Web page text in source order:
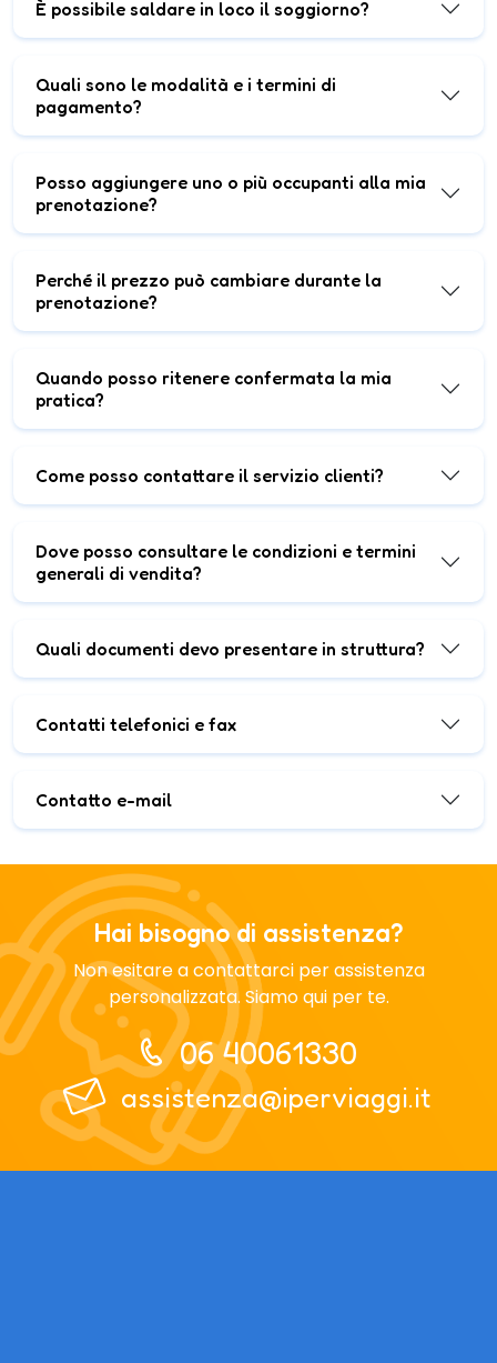
È possibile saldare in loco il soggiorno?
Quali sono le modalità e i termini di
pagamento?
Posso aggiungere uno o più occupanti alla mia
prenotazione?
Perché il prezzo può cambiare durante la
prenotazione?
Quando posso ritenere confermata la mia
pratica?
Come posso contattare il servizio clienti?
Dove posso consultare le condizioni e termini
generali di vendita?
Quali documenti devo presentare in struttura?
Contatti telefonici e fax
Contatto e-mail
Hai bisogno di assistenza?
Non esitare a contattarci per assistenza
personalizzata. Siamo qui per te.
06 40061330
assistenza@iperviaggi.it